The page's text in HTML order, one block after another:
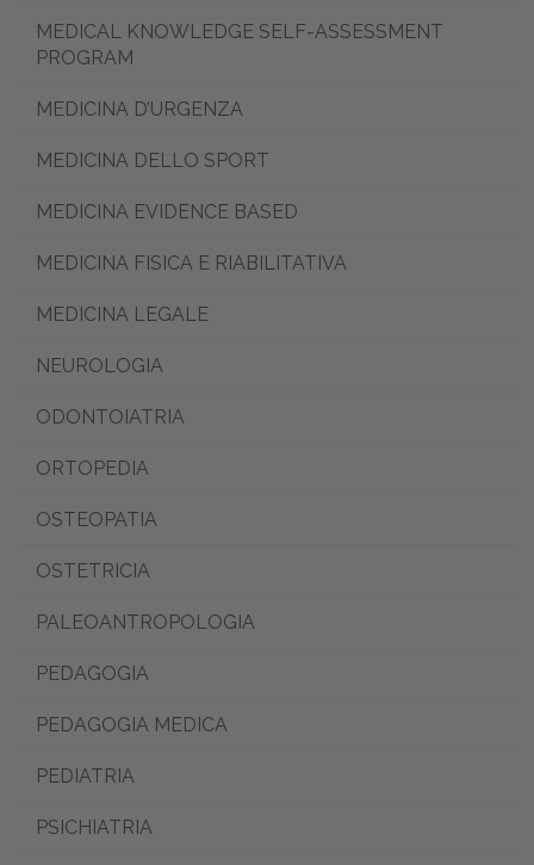
MEDICAL KNOWLEDGE SELF-ASSESSMENT
PROGRAM
MEDICINA D’URGENZA
MEDICINA DELLO SPORT
MEDICINA EVIDENCE BASED
MEDICINA FISICA E RIABILITATIVA
MEDICINA LEGALE
NEUROLOGIA
ODONTOIATRIA
ORTOPEDIA
OSTEOPATIA
OSTETRICIA
PALEOANTROPOLOGIA
PEDAGOGIA
PEDAGOGIA MEDICA
PEDIATRIA
PSICHIATRIA